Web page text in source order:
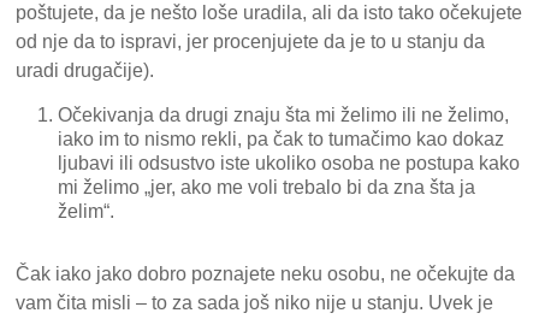
poštujete, da je nešto loše uradila, ali da isto tako očekujete
od nje da to ispravi, jer procenjujete da je to u stanju da
uradi drugačije).
Očekivanja da drugi znaju šta mi želimo ili ne želimo,
iako im to nismo rekli, pa čak to tumačimo kao dokaz
ljubavi ili odsustvo iste ukoliko osoba ne postupa kako
mi želimo „jer, ako me voli trebalo bi da zna šta ja
želim“.
Čak iako jako dobro poznajete neku osobu, ne očekujte da
vam čita misli – to za sada još niko nije u stanju. Uvek je